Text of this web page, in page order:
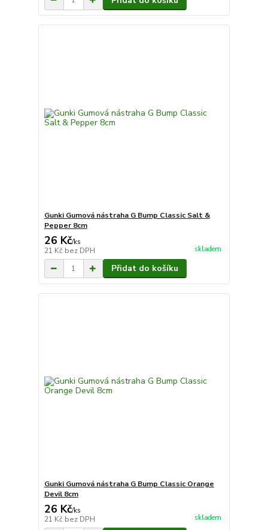
Gunki Gumová nástraha G Bump Classic Salt &
Pepper 8cm
26 Kč/ks
21 Kč bez DPH skladem
Přidat do košíku
Gunki Gumová nástraha G Bump Classic Orange
Devil 8cm
26 Kč/ks
21 Kč bez DPH skladem